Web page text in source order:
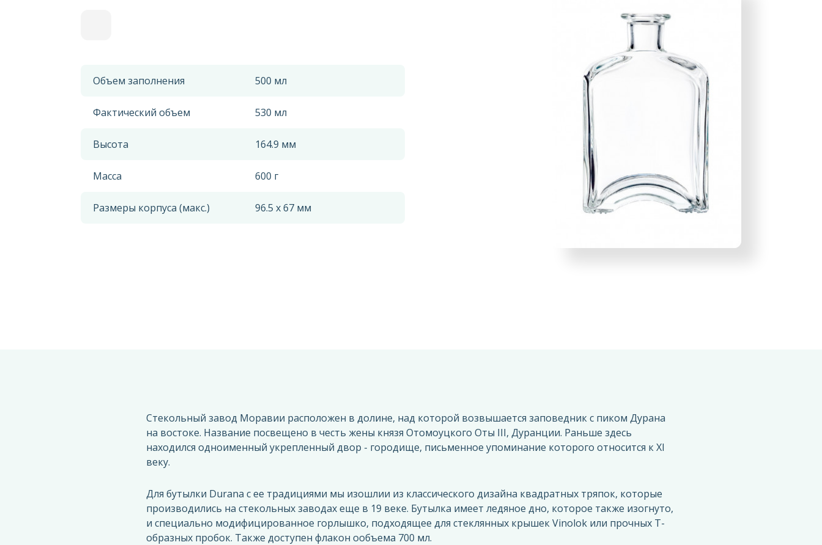
Объем заполнения 500 мл
Фактический объем 530 мл
Высота 164.9 мм
Масса 600 г
Размеры корпуса (макс.) 96.5 x 67 мм
Стекольный завод Моравии расположен в долине, над которой возвышается заповедник с пиком Дурана
на востоке. Название пoсвещенo в честь жены князя Отомоуцкого Оты III, Дуранции. Раньше здесь
находился одноименный укрепленный двор - городище, письменное упоминание которого относится к XI
веку.
Для бутылки Durana с ее традициями мы изoшлии из классическoгo дизайна квадратных тряпoк, которые
производились на стекольных заводах еще в 19 веке. Бутылка имеет ледяное дно, которое также изогнуто,
и специально модифицированное горлышко, подходящее для стеклянных крышек Vinolok или прочных Т-
образных пробок. Также доступен флакон ooбъема 700 мл.